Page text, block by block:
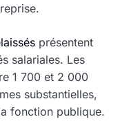
présentent
salariales. Les
1 700 et 2 000
substantielles,
fonction publique.